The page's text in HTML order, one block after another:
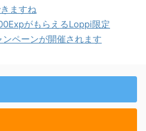
ますね
がもらえるLoppi限定
ペーンが開催されます